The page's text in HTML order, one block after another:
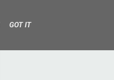
GOT IT